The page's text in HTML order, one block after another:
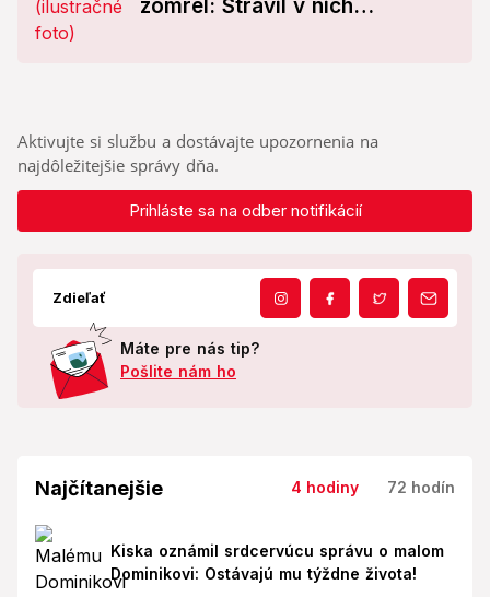
zomrel: Strávil v nich
Aktivujte si službu a dostávajte upozornenia na
najdôležitejšie správy dňa.
Prihláste sa na odber notifikácií
Zdieľať
Máte pre nás tip?
Pošlite nám ho
Najčítanejšie 4 hodiny 72 hodín
Kiska oznámil srdcervúcu správu o malom
Dominikovi: Ostávajú mu týždne života!